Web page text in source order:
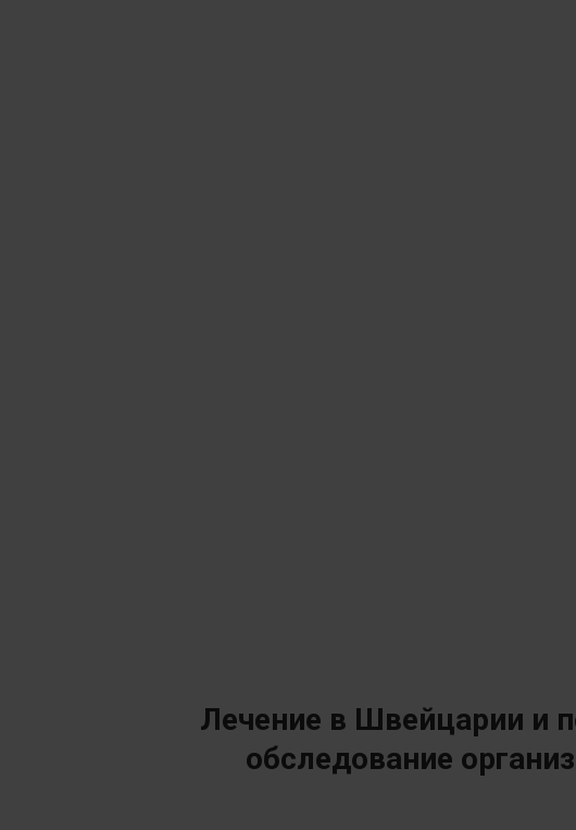
Лечение в Швейцарии и
обследование